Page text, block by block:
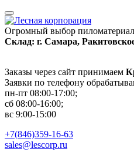
Огромный выбор
Склад: г. Самара,
Заказы через сайт принимаем
Заявки по телефону
пн-пт 08:00-17:00;
сб 08:00-16:00;
вс 9:00-15:00
+7(846)359-16-63
sales@lescorp.ru